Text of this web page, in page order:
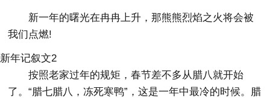
新一年的曙光在冉冉上升，那熊熊烈焰之火将会被
我们点燃!
新年记叙文2
按照老家过年的规矩，春节差不多从腊八就开始
了。“腊七腊八，冻死寒鸭”，这是一年中最冷的时候。腊